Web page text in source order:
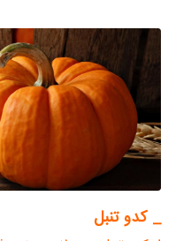
_ کدو تنبل